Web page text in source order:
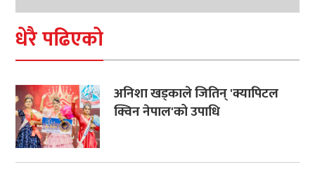
धेरै पढिएको
अनिशा खड्काले जितिन् 'क्यापिटल
क्विन नेपाल'को उपाधि